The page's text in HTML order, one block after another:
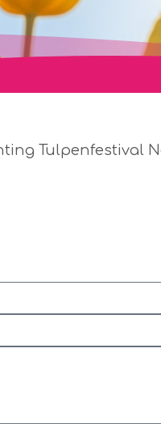
Tulpenfestival